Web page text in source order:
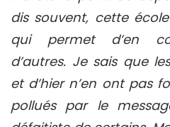
dis souvent, cette
qui permet d’en
d’autres. Je sais que
et d’hier n’en ont pas
pollués par le